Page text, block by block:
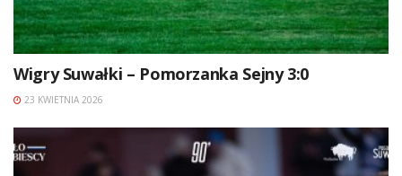
Wigry Suwałki – Pomorzanka Sejny 3:0
23 KWIETNIA 2026